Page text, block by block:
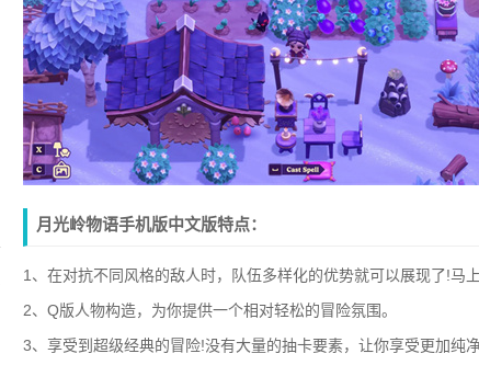
月光岭物语手机版中文版特点：
1、在对抗不同风格的敌人时，队伍多样化的优势就可以展现了!马
2、Q版人物构造，为你提供一个相对轻松的冒险氛围。
3、享受到超级经典的冒险!没有大量的抽卡要素，让你享受更加纯